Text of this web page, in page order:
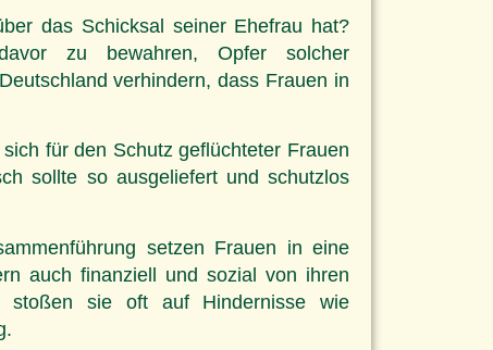
das Schicksal seiner Ehefrau hat?
zu bewahren, Opfer solcher
verhindern, dass Frauen in
für den Schutz geflüchteter Frauen
sollte so ausgeliefert und schutzlos
setzen Frauen in eine
auch finanziell und sozial von ihren
stoßen sie oft auf Hindernisse wie